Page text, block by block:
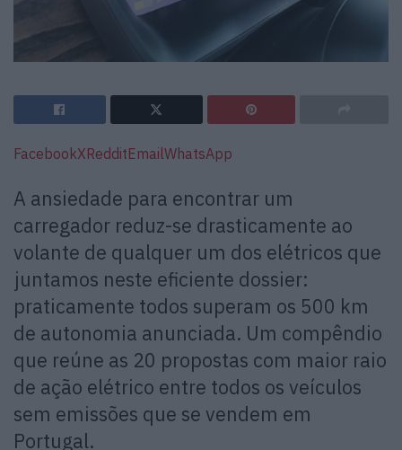
FacebookXRedditEmailWhatsApp
A ansiedade para encontrar um
carregador reduz-se drasticamente ao
volante de qualquer um dos elétricos que
juntamos neste eficiente dossier:
praticamente todos superam os 500 km
de autonomia anunciada. Um compêndio
que reúne as 20 propostas com maior raio
de ação elétrico entre todos os veículos
sem emissões que se vendem em
Portugal.